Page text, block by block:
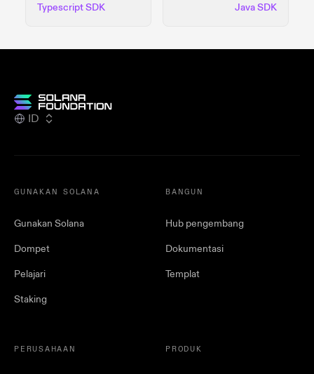
Typescript SDK
Java SDK
ID
GUNAKAN SOLANA
Gunakan Solana
Dompet
Pelajari
Staking
BANGUN
Hub pengembang
Dokumentasi
Templat
PERUSAHAAN PRODUK